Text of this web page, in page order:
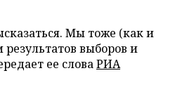
Мы тоже (как и
выборов и
ее словаРИА